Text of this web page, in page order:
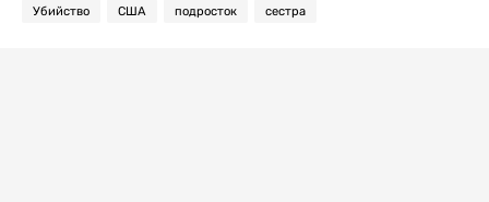
Убийство США подросток сестра